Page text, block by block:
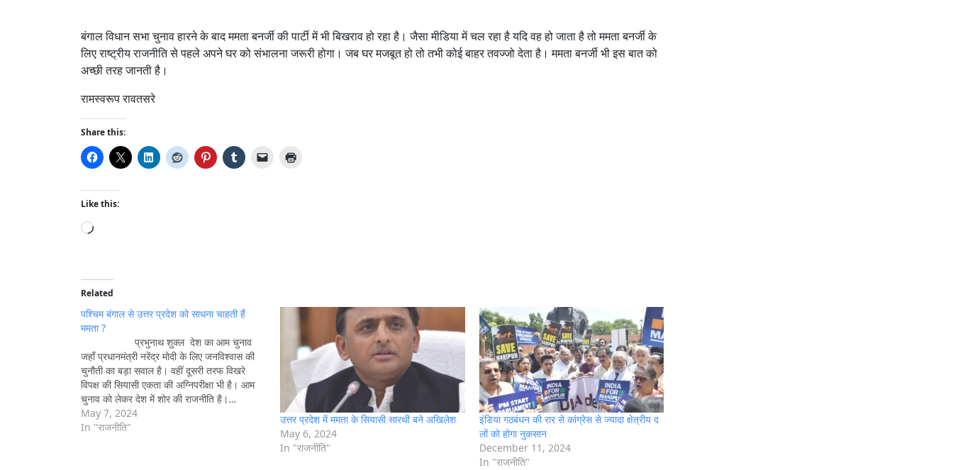
बंगाल विधान सभा चुनाव हारने के बाद ममता बनर्जी की पार्टी में भी बिखराव हो रहा है। जैसा मीडिया में चल रहा है यदि वह हो जाता है तो ममता बनर्जी के
लिए राष्ट्रीय राजनीति से पहले अपने घर को संभालना जरूरी होगा। जब घर मजबूत हो तो तभी कोई बाहर तवज्जो देता है। ममता बनर्जी भी इस बात को
अच्छी तरह जानती है।
रामस्वरूप रावतसरे
Share this:
Like this:
L
d
i
n
g
Related
पश्चिम बंगाल से उत्तर प्रदेश को साधना चाहती हैं
ममता ?
प्रभुनाथ शुक्ल देश का आम चुनाव
जहाँ प्रधानमंत्री नरेंद्र मोदी के लिए जनविश्वास की
चुनौती का बड़ा सवाल है। वहीं दूसरी तरफ विखरे
विपक्ष की सियासी एकता की अग्निपरीक्षा भी है। आम
चुनाव को लेकर देश में शोर की राजनीति है।…
May 7, 2024
In "राजनीति"
उत्तर प्रदेश में ममता के सियासी सारथी बने अखिलेश
May 6, 2024
In "राजनीति"
इंडिया गठबंधन की रार से कांग्रेस से ज्यादा क्षेत्रीय द
लों को होगा नुकसान
December 11, 2024
In "राजनीति"